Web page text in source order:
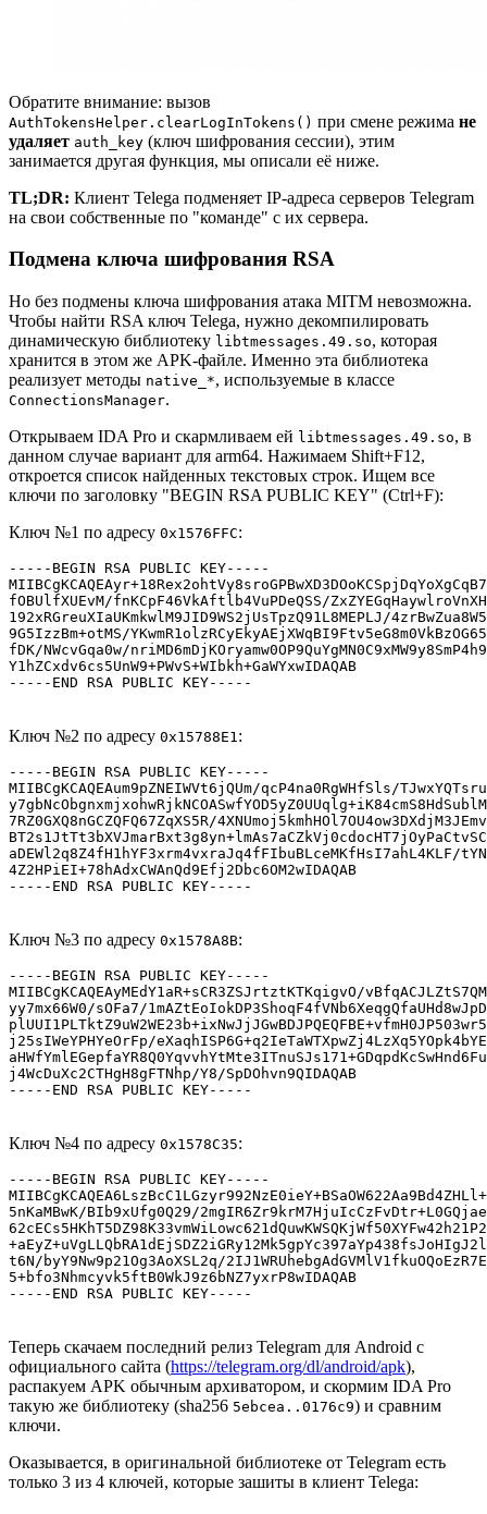
Обратите внимание: вызов
AuthTokensHelper.clearLogInTokens() при смене режима не
удаляет auth_key (ключ шифрования сессии), этим
занимается другая функция, мы описали её ниже.
TL;DR: Клиент Telega подменяет IP-адреса серверов Telegram
на свои собственные по "команде" с их сервера.
Подмена ключа шифрования RSA
Но без подмены ключа шифрования атака MITM невозможна.
Чтобы найти RSA ключ Telega, нужно декомпилировать
динамическую библиотеку libtmessages.49.so, которая
хранится в этом же APK-файле. Именно эта библиотека
реализует методы native_*, используемые в классе
ConnectionsManager.
Открываем IDA Pro и скармливаем ей libtmessages.49.so, в
данном случае вариант для arm64. Нажимаем Shift+F12,
откроется список найденных текстовых строк. Ищем все
ключи по заголовку "BEGIN RSA PUBLIC KEY" (Ctrl+F):
Ключ №1 по адресу 0x1576FFC:
-----BEGIN RSA PUBLIC KEY-----
fOBUlfXUEvM/fnKCpF46VkAftlb4VuPDeQSS/
192xRGreuXIaUKmkwlM9JID9WS2jUsTpzQ91L8MEPLJ/
9G5IzzBm+otMS/
fDK/NWcvGqa0w/
Y1hZCxdv6cs5UnW9+PWvS+WIbkh+GaWYxwIDAQAB
Ключ №2 по адресу 0x15788E1:
-----BEGIN RSA PUBLIC KEY-----
MIIBCgKCAQEAum9pZNEIWVt6jQUm/qcP4na0RgWHfSls/
7RZ0GXQ8nGCZQFQ67ZqXS5R/
aDEWl2q8Z4fH1hYF3xrm4vxraJq4fFIbuBLceMKfHsI7ahL4KLF/
4Z2HPiEI+78hAdxCWAnQd9Efj2Dbc6OM2wIDAQAB
Ключ №3 по адресу 0x1578A8B:
-----BEGIN RSA PUBLIC KEY-----
MIIBCgKCAQEAyMEdY1aR+sCR3ZSJrtztKTKqigvO/
yy7mx66W0/sOFa7/
j25sIWeYPHYeOrFp/
j4WcDuXc2CTHgH8gFTNhp/Y8/SpDOhvn9QIDAQAB
Ключ №4 по адресу 0x1578C35:
-----BEGIN RSA PUBLIC KEY-----
5nKaMBwK/BIb9xUfg0Q29/
t6N/byY9Nw9p21Og3AoXSL2q/
5+bfo3Nhmcyvk5ftB0WkJ9z6bNZ7yxrP8wIDAQAB
Теперь скачаем последний релиз Telegram для Android с
официального сайта (https://telegram.org/dl/android/apk),
распакуем APK обычным архиватором, и скормим IDA Pro
такую же библиотеку (sha256 5ebcea..0176c9) и сравним
ключи.
Оказывается, в оригинальной библиотеке от Telegram есть
только 3 из 4 ключей, которые зашиты в клиент Telega: